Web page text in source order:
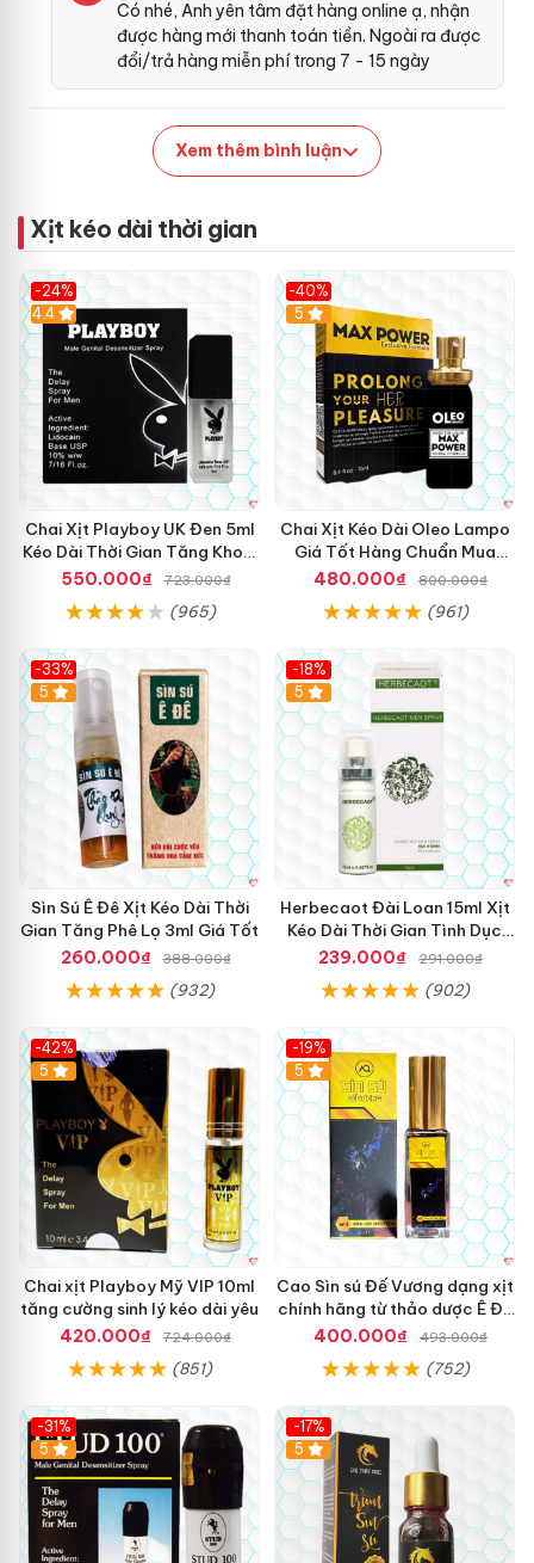
Có nhé, Anh yên tâm đặt hàng online ạ, nhận
được hàng mới thanh toán tiền. Ngoài ra được
đổi/trả hàng miễn phí trong 7 - 15 ngày
Xem thêm bình luận
Xịt kéo dài thời gian
-24%
Hot
4.4
Chai Xịt Playboy UK Đen 5ml
Kéo Dài Thời Gian Tăng Khoái
Cảm
550.000₫ 723.000₫
(965)
-40%
5
Chai Xịt Kéo Dài Oleo Lampo
Giá Tốt Hàng Chuẩn Mua
Ngay
480.000₫ 800.000₫
(961)
-33%
5
Sìn Sú Ê Đê Xịt Kéo Dài Thời
Gian Tăng Phê Lọ 3ml Giá Tốt
260.000₫
388.000₫
(932)
-18%
5
Herbecaot Đài Loan 15ml Xịt
Kéo Dài Thời Gian Tình Dục
Hiệu Quả
239.000₫ 291.000₫
(902)
-42%
5
Chai xịt Playboy Mỹ VIP 10ml
tăng cường sinh lý kéo dài yêu
420.000₫
724.000₫
(851)
-19%
5
Cao Sìn sú Đế Vương dạng xịt
chính hãng từ thảo dược Ê Đê
Việt Nam
400.000₫ 493.000₫
(752)
-31%
5
-17%
5